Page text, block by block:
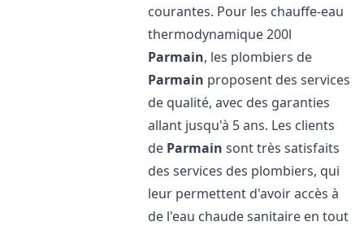
courantes. Pour les chauffe-eau
thermodynamique 200l
Parmain, les plombiers de
Parmain proposent des services
de qualité, avec des garanties
allant jusqu'à 5 ans. Les clients
de Parmain sont très satisfaits
des services des plombiers, qui
leur permettent d'avoir accès à
de l'eau chaude sanitaire en tout